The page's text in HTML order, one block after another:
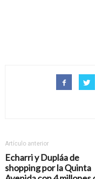
Artículo anterior
Echarri y Dupláa de
shopping por la Quinta